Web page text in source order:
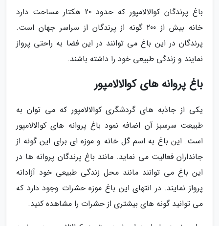
باغ پرندگان کوالالامپور که حدود 20 هکتار مساحت دارد
خانه بیش از 200 گونه از پرندگان از سراسر جهان است.
پرندگان در این باغ می توانند در این فضا به راحتی پرواز
نمایند و زندگی طبیعی خود را داشته باشند.
باغ پروانه های کوالالامپور
یکی از جاذبه های گردشگری کوالالامپور که می توان به
طبیعت سرسبز آن اضافه نمود باغ پروانه های کوالالامپور
است. این باغ به اسم گل خانه و موزه ای برای این گونه از
جانداران فعالیت می نماید. مانند باغ پرندگان پروانه ها در
این باغ می توانند مانند محل زندگی طبیعی خود آزادانه
پرواز نمایند. در انتهای این باغ موزه حشرات وجود دارد که
می توانید گونه های بیشتری از حشرات را مشاهده کنید.